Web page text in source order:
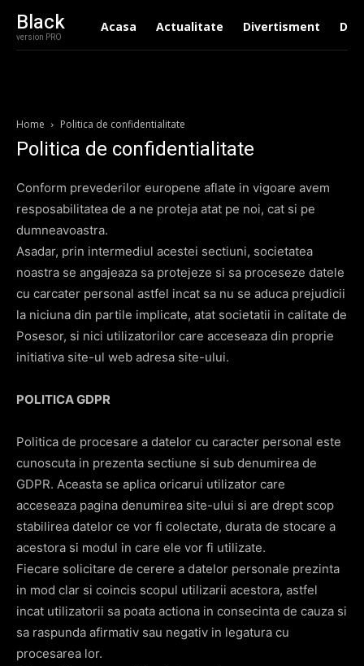
Black
version PRO
Acasa Actualitate Divertisment
Home Politica de confidentialitate
Politica de confidentialitate
Conform prevederilor europene aflate in vigoare avem
resposabilitatea de a ne proteja atat pe noi, cat si pe
dumneavoastra.
Asadar, prin intermediul acestei sectiuni, societatea
noastra se angajeaza sa protejeze si sa proceseze datele
cu carcater personal astfel incat sa nu se aduca prejudicii
la niciuna din partile implicate, atat societatii in calitate de
Posesor, si nici utilizatorilor care acceseaza din proprie
initiativa site-ul web adresa site-ului.
POLITICA GDPR
Politica de procesare a datelor cu caracter personal este
cunoscuta in prezenta sectiune si sub denumirea de
GDPR. Aceasta se aplica oricarui utilizator care
acceseaza pagina denumirea site-ului si are drept scop
stabilirea datelor ce vor fi colectate, durata de stocare a
acestora si modul in care ele vor fi utilizate.
Fiecare solicitare de cerere a datelor personale prezinta
in mod clar si coincis scopul utilizarii acestora, astfel
incat utilizatorii sa poata actiona in consecinta de cauza si
sa raspunda afirmativ sau negativ in legatura cu
procesarea lor.